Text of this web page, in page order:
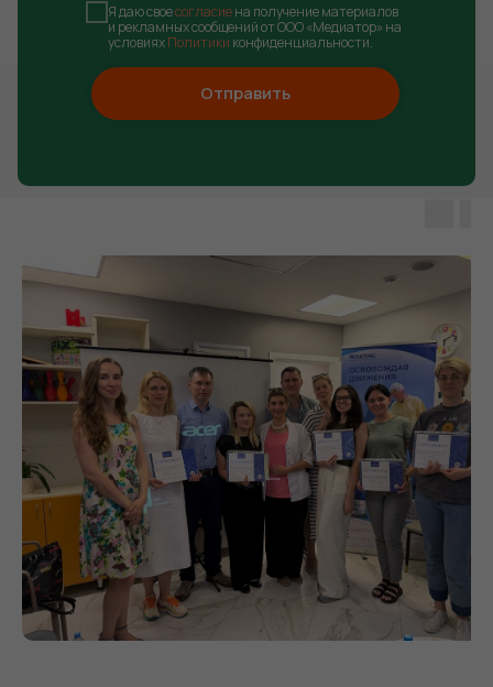
Я даю своесогласиена получение материалов
и рекламных сообщений от ООО «Медиатор» на
условияхПолитики конфиденциальности.
Отправить